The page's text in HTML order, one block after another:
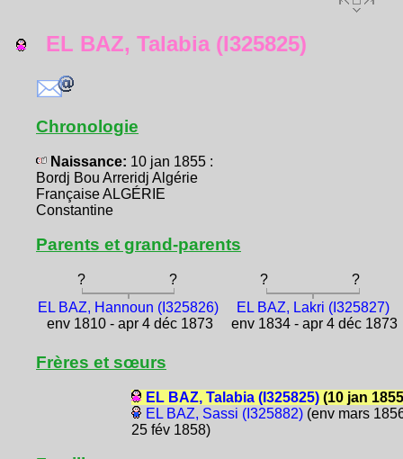
EL BAZ, Talabia (I325825)
Chronologie
Naissance: 10 jan 1855 :
Bordj Bou Arreridj Algérie
Française ALGÉRIE
Constantine
Parents et grand-parents
? ? ?
?
EL BAZ, Hannoun (I325826)
env 1810 - apr 4 déc 1873
EL BAZ, Lakri (I325827)
env 1834 - apr 4 déc 1873
Frères et sœurs
EL BAZ, Talabia (I325825)(10 jan
EL BAZ, Sassi (I325882)(env mars
25 fév 1858)